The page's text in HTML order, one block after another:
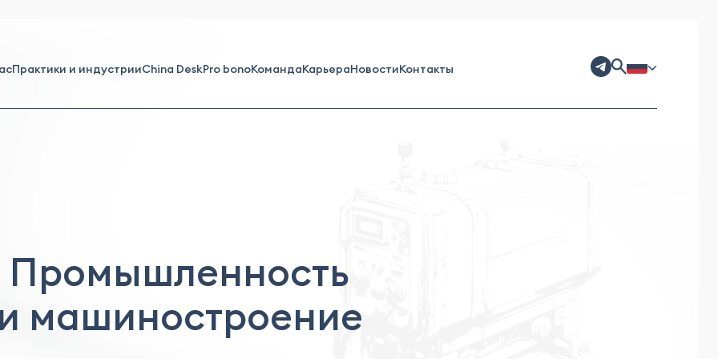
Практики и индустрииChina DeskPro bonoКомандаКарьераНовостиКонтакты
Промышленность
машиностроение